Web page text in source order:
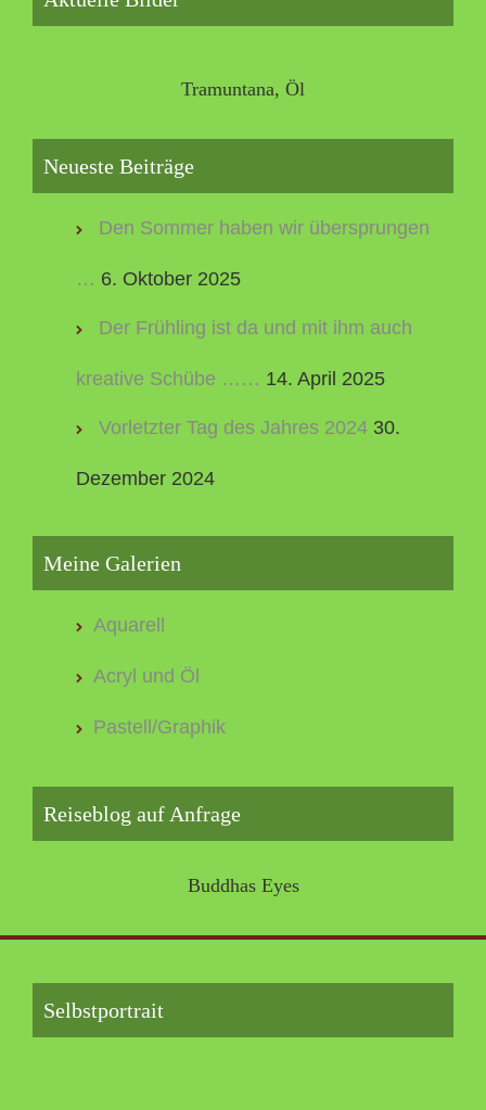
Tramuntana, Öl
Neueste Beiträge
Den Sommer haben wir übersprungen
… 6. Oktober 2025
Der Frühling ist da und mit ihm auch
kreative Schübe …… 14. April 2025
Vorletzter Tag des Jahres 2024 30.
Dezember 2024
Meine Galerien
Aquarell
Acryl und Öl
Pastell/Graphik
Reiseblog auf Anfrage
Buddhas Eyes
Selbstportrait